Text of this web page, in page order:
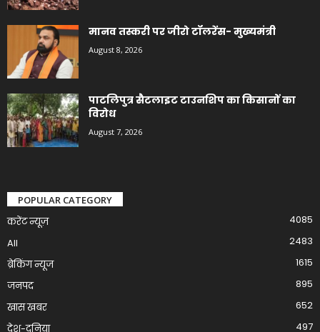
मानव तस्करी पर जीरो टॉलरेंस- मुख्यमंत्री
August 8, 2026
पाटलिपुत्र सैटलाइट टाउनशिप का किसानों का
विरोध
August 7, 2026
POPULAR CATEGORY
करेंट न्यूज़
4085
All
2483
ब्रेकिंग न्यूज
1615
जनपद
895
खास खबर
652
देश-दुनिया
497